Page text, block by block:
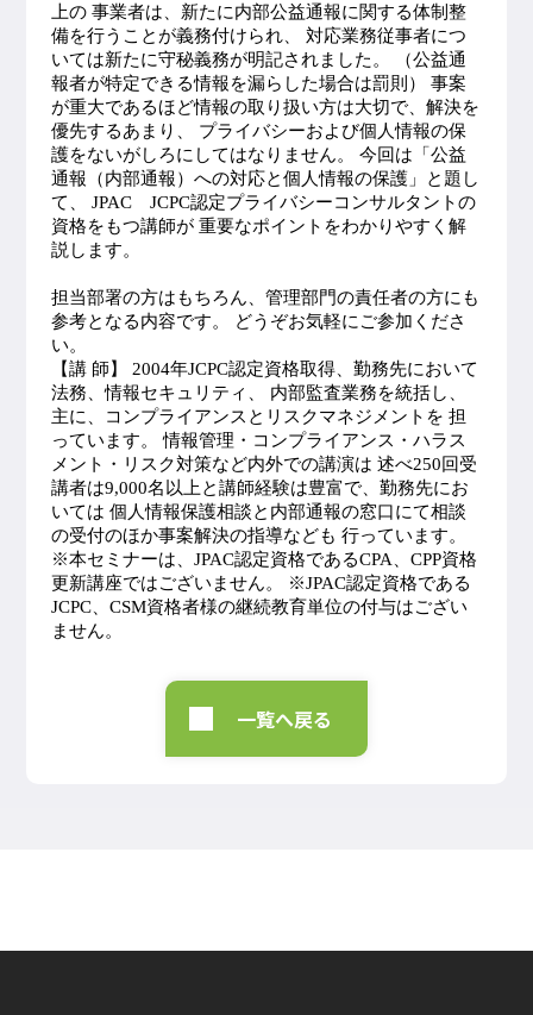
上の 事業者は、新たに内部公益通報に関する体制整
備を行うことが義務付けられ、 対応業務従事者につ
いては新たに守秘義務が明記されました。 （公益通
報者が特定できる情報を漏らした場合は罰則） 事案
が重大であるほど情報の取り扱い方は大切で、解決を
優先するあまり、 プライバシーおよび個人情報の保
護をないがしろにしてはなりません。 今回は「公益
通報（内部通報）への対応と個人情報の保護」と題し
て、 JPAC JCPC認定プライバシーコンサルタントの
資格をもつ講師が 重要なポイントをわかりやすく解
説します。
担当部署の方はもちろん、管理部門の責任者の方にも
参考となる内容です。 どうぞお気軽にご参加くださ
い。
【講 師】 2004年JCPC認定資格取得、勤務先において
法務、情報セキュリティ、 内部監査業務を統括し、
主に、コンプライアンスとリスクマネジメントを 担
っています。 情報管理・コンプライアンス・ハラス
メント・リスク対策など内外での講演は 述べ250回受
講者は9,000名以上と講師経験は豊富で、勤務先にお
いては 個人情報保護相談と内部通報の窓口にて相談
の受付のほか事案解決の指導なども 行っています。
※本セミナーは、JPAC認定資格であるCPA、CPP資格
更新講座ではございません。 ※JPAC認定資格である
JCPC、CSM資格者様の継続教育単位の付与はござい
ません。
一覧へ戻る